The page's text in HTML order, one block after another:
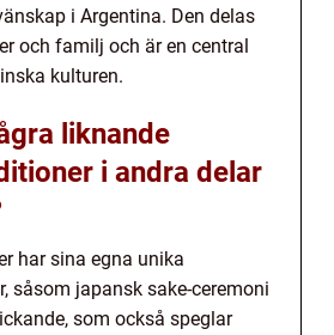
i Argentina. Den delas
och familj och är en central
kulturen.
liknande
i andra delar
har sina egna unika
såsom japansk sake-ceremoni
som också speglar